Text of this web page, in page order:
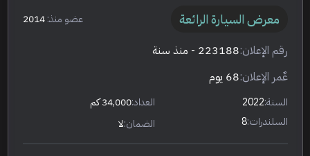
معرض السيارة الرائعة عضو منذ:2014
رقم الإعلان:223188 - منذ سنة
عٌمر الإعلان:68 يوم
السنة:2022 العداد:34,000 كم
السلندرات:8 الضمان:لا